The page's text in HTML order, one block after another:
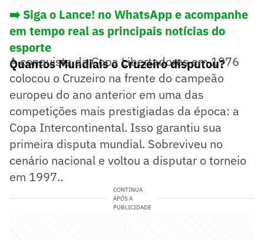
➡️ Siga o Lance! no WhatsApp e acompanhe
em tempo real as principais notícias do
esporte
Quantos Mundiais o Cruzeiro disputou?
A conquista da Copa Libertadores em 1976
colocou o Cruzeiro na frente do campeão
europeu do ano anterior em uma das
competições mais prestigiadas da época: a
Copa Intercontinental. Isso garantiu sua
primeira disputa mundial. Sobreviveu no
cenário nacional e voltou a disputar o torneio
em 1997..
CONTINUA
APÓS A
PUBLICIDADE